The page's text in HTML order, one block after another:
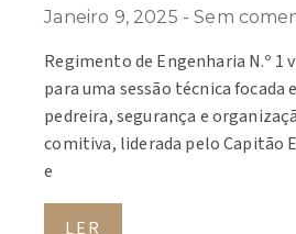
Janeiro 9, 2025 Sem
Regimento de Engenharia N.º 1
para uma sessão técnica focada
pedreira, segurança e
comitiva, liderada pelo Capitão
e
LER